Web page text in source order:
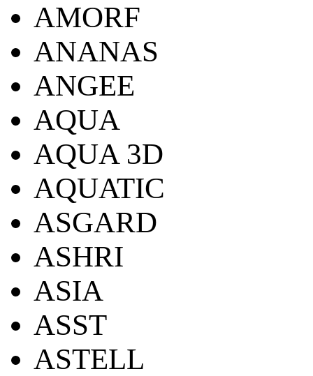
AMORF
ANANAS
ANGEE
AQUA
AQUA 3D
AQUATIC
ASGARD
ASHRI
ASIA
ASST
ASTELL